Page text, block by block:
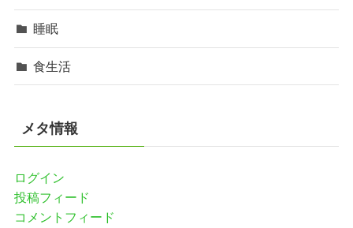
睡眠
食生活
メタ情報
ログイン
投稿フィード
コメントフィード